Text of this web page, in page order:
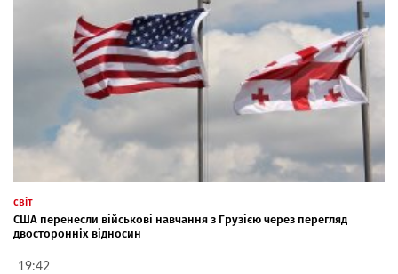
світ
США перенесли військові навчання з Грузією через перегляд
двосторонніх відносин
19:42